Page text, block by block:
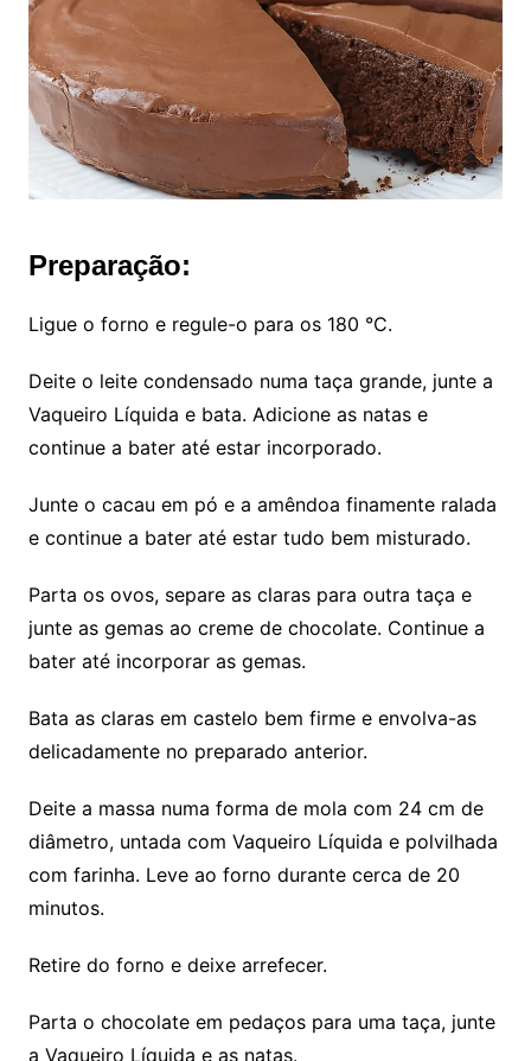
Preparação:
Ligue o forno e regule-o para os 180 °C.
Deite o leite condensado numa taça grande, junte a
Vaqueiro Líquida e bata. Adicione as natas e
continue a bater até estar incorporado.
Junte o cacau em pó e a amêndoa finamente ralada
e continue a bater até estar tudo bem misturado.
Parta os ovos, separe as claras para outra taça e
junte as gemas ao creme de chocolate. Continue a
bater até incorporar as gemas.
Bata as claras em castelo bem firme e envolva-as
delicadamente no preparado anterior.
Deite a massa numa forma de mola com 24 cm de
diâmetro, untada com Vaqueiro Líquida e polvilhada
com farinha. Leve ao forno durante cerca de 20
minutos.
Retire do forno e deixe arrefecer.
Parta o chocolate em pedaços para uma taça, junte
a Vaqueiro Líquida e as natas.